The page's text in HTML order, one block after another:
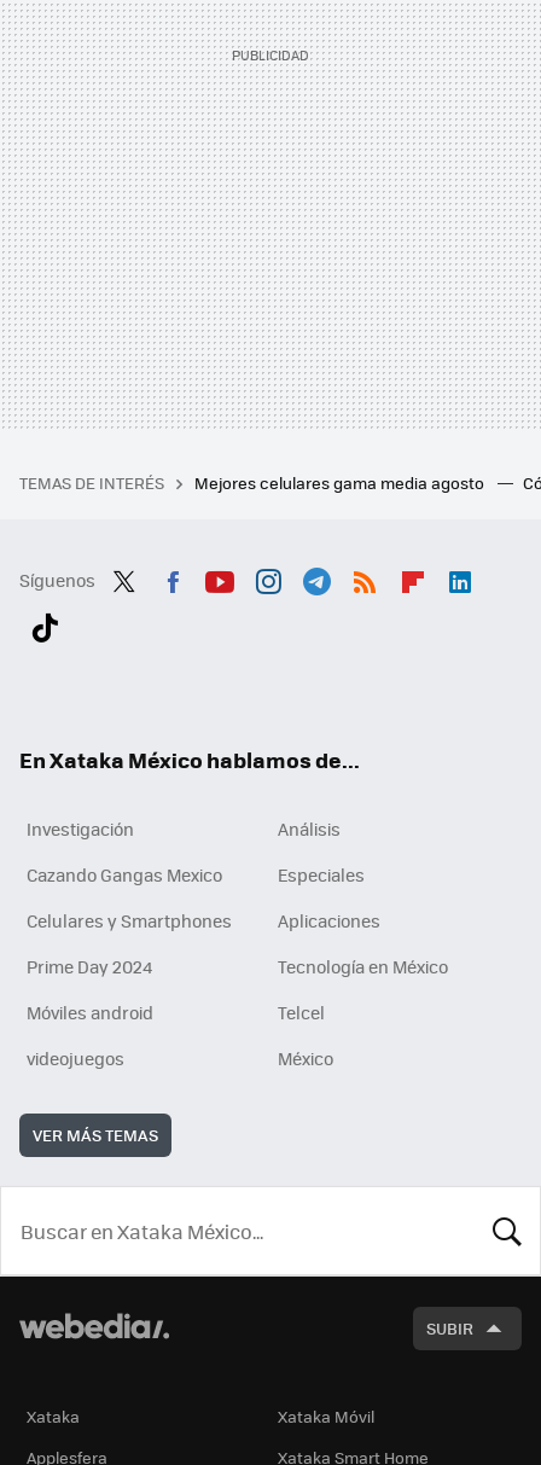
TEMAS DE INTERÉS Mejores celulares gama media agosto
Síguenos
En Xataka México hablamos de...
Investigación
Análisis
Cazando Gangas Mexico
Especiales
Celulares y Smartphones
Aplicaciones
Prime Day 2024
Tecnología en México
Móviles android
Telcel
videojuegos
México
VER MÁS TEMAS
SUBIR
Xataka
Xataka Móvil
Applesfera
Xataka Smart Home